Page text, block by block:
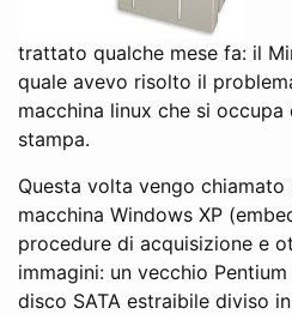
trattato qualche mese fa: il
quale avevo risolto il
macchina linux che si
stampa.
Questa volta vengo
macchina Windows XP
procedure di acquisizione e
immagini: un vecchio
disco SATA estraibile diviso